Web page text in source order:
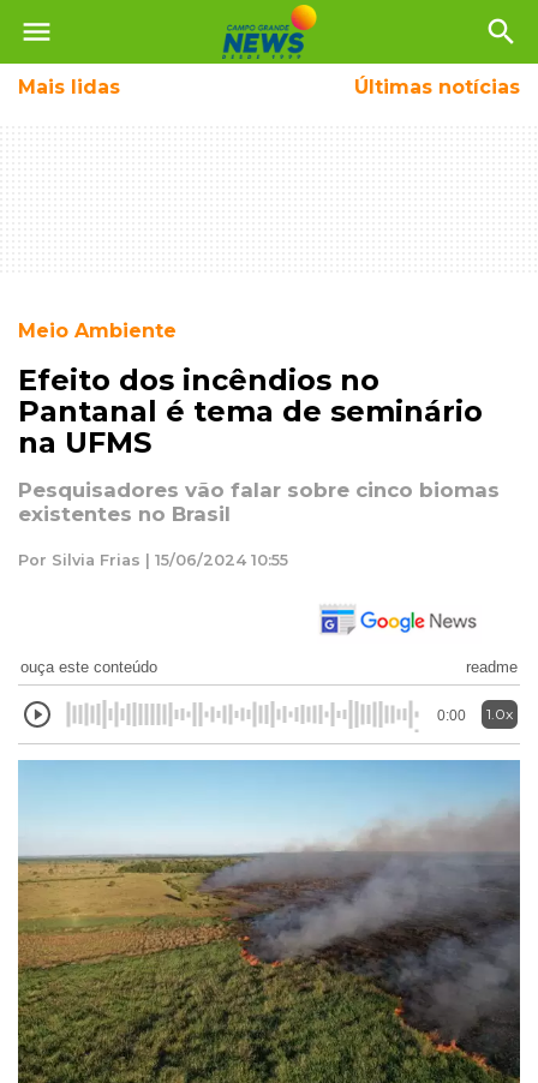
menu search
Mais lidas Últimas notícias
Meio Ambiente
Efeito dos incêndios no
Pantanal é tema de seminário
na UFMS
Pesquisadores vão falar sobre cinco biomas
existentes no Brasil
Por Silvia Frias | 15/06/2024 10:55
ouça este conteúdo readme
0:00 1.0x